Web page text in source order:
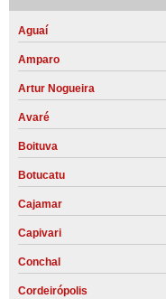
Aguaí
Amparo
Artur Nogueira
Avaré
Boituva
Botucatu
Cajamar
Capivari
Conchal
Cordeirópolis